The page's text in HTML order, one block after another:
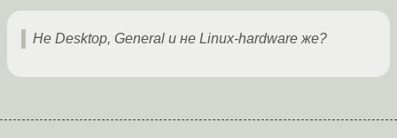
Не Desktop, General и не Linux-hardware же?